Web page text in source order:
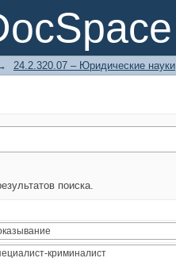
24.2.320.07 – Юридические науки
поиска.